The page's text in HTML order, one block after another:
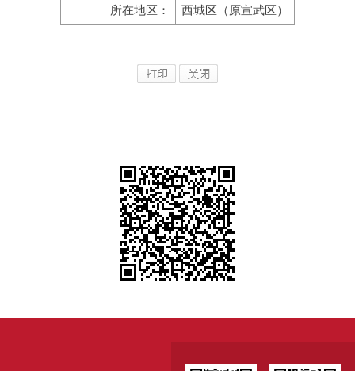
所在地区： 西城区（原宣武区）